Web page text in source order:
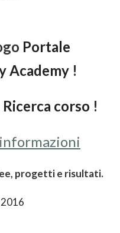
Portale
Academy!
Ricerca corso !
progetti e risultati.